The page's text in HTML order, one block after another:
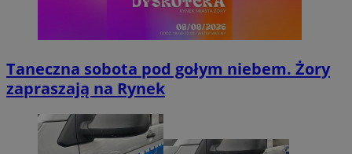
Taneczna sobota pod gołym niebem. Żory
zapraszają na Rynek